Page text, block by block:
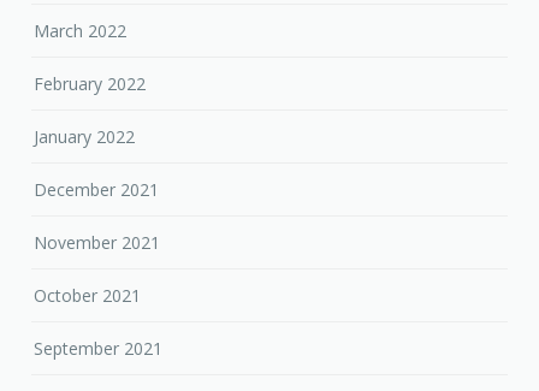
March 2022
February 2022
January 2022
December 2021
November 2021
October 2021
September 2021